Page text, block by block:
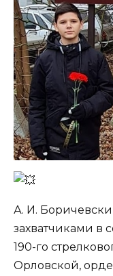
А. И.
захватчиками в
190-го
Орловской,